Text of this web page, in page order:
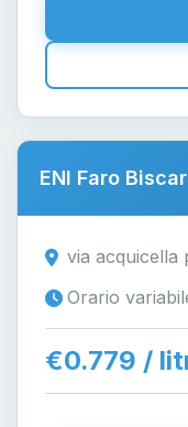
ENI Faro
via acquicella
Orario
€0.779 /